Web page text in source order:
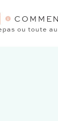
ou toute